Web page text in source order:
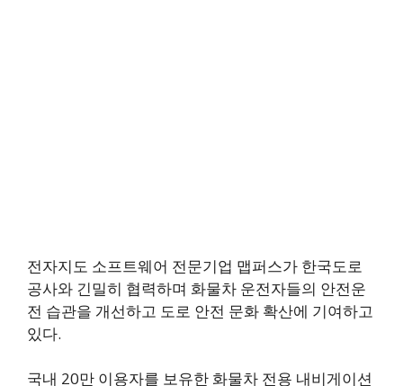
전자지도 소프트웨어 전문기업 맵퍼스가 한국도로
공사와 긴밀히 협력하며 화물차 운전자들의 안전운
전 습관을 개선하고 도로 안전 문화 확산에 기여하고
있다.
국내 20만 이용자를 보유한 화물차 전용 내비게이션